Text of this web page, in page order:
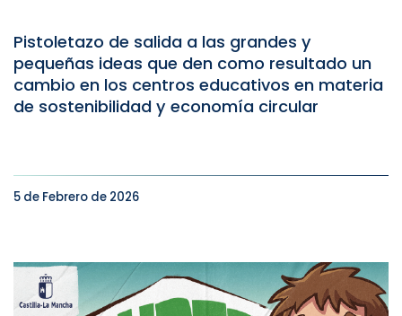
Pistoletazo de salida a las grandes y
pequeñas ideas que den como resultado un
cambio en los centros educativos en materia
de sostenibilidad y economía circular
5 de Febrero de 2026